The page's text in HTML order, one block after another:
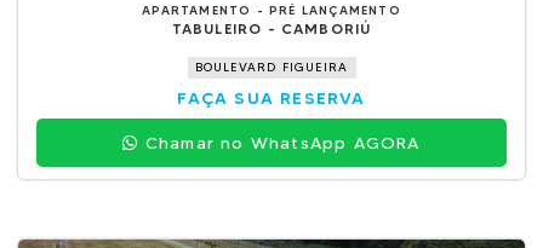
APARTAMENTO - PRÉ LANÇAMENTO
TABULEIRO - CAMBORIÚ
BOULEVARD FIGUEIRA
FAÇA SUA RESERVA
Chamar no WhatsApp AGORA